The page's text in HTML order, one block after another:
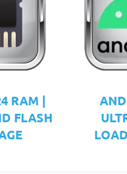
RAM |
FLASH